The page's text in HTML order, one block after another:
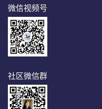
微信视频号
社区微信群